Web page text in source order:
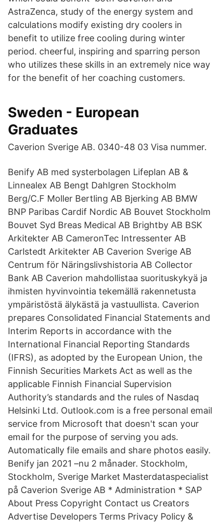
AstraZenca, study of the energy system and
calculations modify existing dry coolers in
benefit to utilize free cooling during winter
period. cheerful, inspiring and sparring person
who utilizes these skills in an extremely nice way
for the benefit of her coaching customers.
Sweden - European
Graduates
Caverion Sverige AB. 0340-48 03 Visa nummer.
Benify AB med systerbolagen Lifeplan AB &
Linnealex AB Bengt Dahlgren Stockholm
Berg/C.F Moller Bertling AB Bjerking AB BMW
BNP Paribas Cardif Nordic AB Bouvet Stockholm
Bouvet Syd Breas Medical AB Brightby AB BSK
Arkitekter AB CameronTec Intressenter AB
Carlstedt Arkitekter AB Caverion Sverige AB
Centrum för Näringslivshistoria AB Collector
Bank AB Caverion mahdollistaa suorituskykyä ja
ihmisten hyvinvointia tekemällä rakennetusta
ympäristöstä älykästä ja vastuullista. Caverion
prepares Consolidated Financial Statements and
Interim Reports in accordance with the
International Financial Reporting Standards
(IFRS), as adopted by the European Union, the
Finnish Securities Markets Act as well as the
applicable Finnish Financial Supervision
Authority’s standards and the rules of Nasdaq
Helsinki Ltd. Outlook.com is a free personal email
service from Microsoft that doesn't scan your
email for the purpose of serving you ads.
Automatically file emails and share photos easily.
Benify jan 2021 –nu 2 månader. Stockholm,
Stockholm, Sverige Market Masterdataspecialist
på Caverion Sverige AB * Administration * SAP
About Press Copyright Contact us Creators
Advertise Developers Terms Privacy Policy &